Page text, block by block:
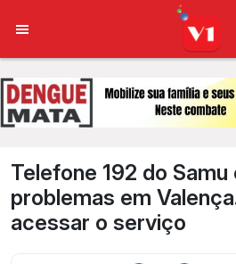
Telefone 192 do
problemas em
acessar o serviço